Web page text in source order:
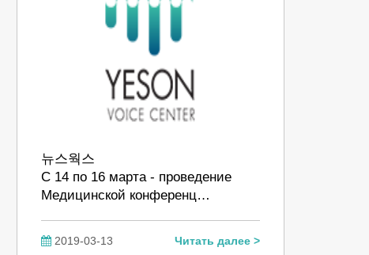
뉴스웍스
С 14 по 16 марта - проведение
Медицинской конференц…
2019-03-13 Читать далее >